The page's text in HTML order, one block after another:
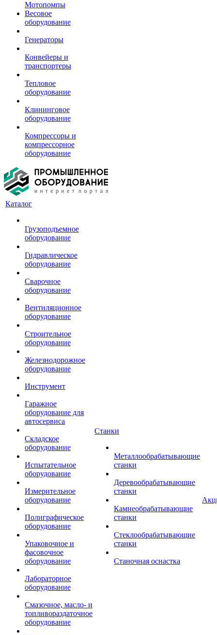
Мотопомпы
Весовое
оборудование
Генераторы
Конвейеры и
транспортеры
Тепловое
оборудование
Клининговое
оборудование
Компрессоры и
компрессорное
оборудование
Каталог
Грузоподъемное
оборудование
Гидравлическое
оборудование
Сварочное
оборудование
Вентиляционное
оборудование
Строительное
оборудование
Железнодорожное
оборудование
Инструмент
Гаражное
оборудование для
автосервиса
Складское
оборудование
Испытательное
оборудование
Измерительное
оборудование
Полиграфическое
оборудование
Упаковочное и
фасовочное
оборудование
Лабораторное
оборудование
Смазочное, масло- и
топливораздаточное
оборудование
Станки
Металлообрабатывающие
станки
Деревообрабатывающие
станки
Камнеобрабатывающие
станки
Стеклообрабатывающие
станки
Станочная оснастка